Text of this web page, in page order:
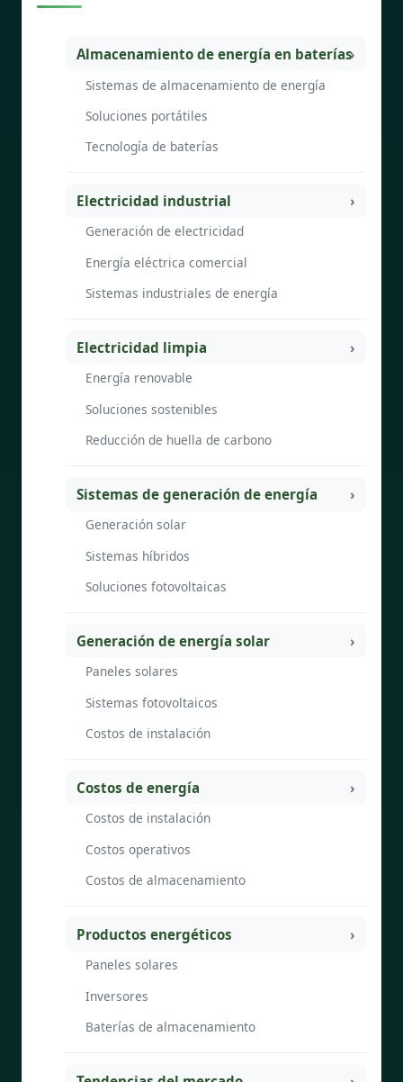
Almacenamiento de energía en baterías
Sistemas de almacenamiento de energía
Soluciones portátiles
Tecnología de baterías
Electricidad industrial
Generación de electricidad
Energía eléctrica comercial
Sistemas industriales de energía
Electricidad limpia
Energía renovable
Soluciones sostenibles
Reducción de huella de carbono
Sistemas de generación de energía
Generación solar
Sistemas híbridos
Soluciones fotovoltaicas
Generación de energía solar
Paneles solares
Sistemas fotovoltaicos
Costos de instalación
Costos de energía
Costos de instalación
Costos operativos
Costos de almacenamiento
Productos energéticos
Paneles solares
Inversores
Baterías de almacenamiento